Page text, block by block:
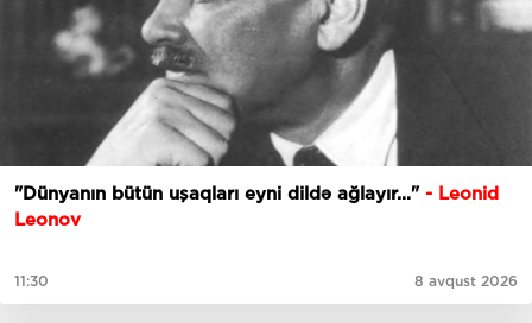
​​​​​​​"Dünyanın bütün uşaqları eyni dildə ağlayır..." - Leonid
Leonov
11:30 8 avqust 2026